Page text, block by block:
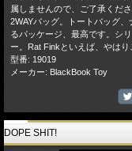
属しませんので、ご了承くだ
2WAYバッグ。トートバッグ
るパッケージ、最高です。シ
ー。Rat Finkといえば、やはり
型番: 19019
メーカー: BlackBook Toy
DOPE SHIT!